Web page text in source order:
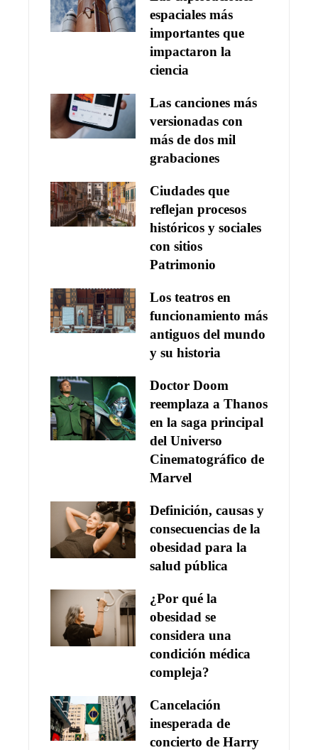
espaciales más
importantes que
impactaron la
ciencia
Las canciones más
versionadas con
más de dos mil
grabaciones
Ciudades que
reflejan procesos
históricos y sociales
con sitios
Patrimonio
Los teatros en
funcionamiento más
antiguos del mundo
y su historia
Doctor Doom
reemplaza a Thanos
en la saga principal
del Universo
Cinematográfico de
Marvel
Definición, causas y
consecuencias de la
obesidad para la
salud pública
¿Por qué la
obesidad se
considera una
condición médica
compleja?
Cancelación
inesperada de
concierto de Harry